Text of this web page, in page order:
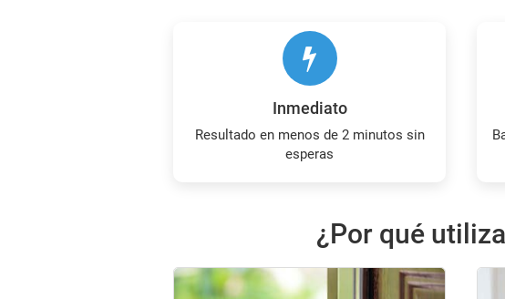
Inmediato
Resultado en menos de 2 minutos sin
esperas
Basado en datos mercado y tasaciones
¿Por qué